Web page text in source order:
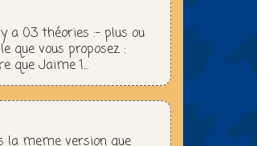
a 03 théories :– plus ou
que vous proposez :
que Jaime 1...